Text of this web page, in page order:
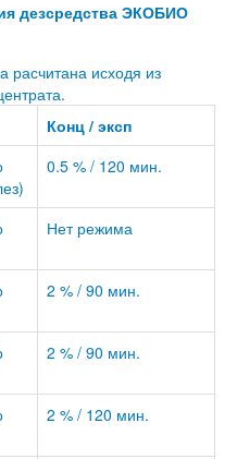
дезсредства ЭКОБИО
расчитана исходя из
Конц / эксп
0.5 % / 120 мин.
Нет режима
2 % / 90 мин.
2 % / 90 мин.
2 % / 120 мин.